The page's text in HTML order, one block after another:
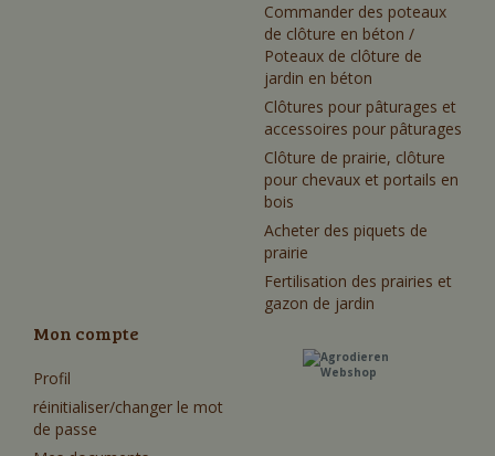
Commander des poteaux
de clôture en béton /
Poteaux de clôture de
jardin en béton
Clôtures pour pâturages et
accessoires pour pâturages
Clôture de prairie, clôture
pour chevaux et portails en
bois
Acheter des piquets de
prairie
Fertilisation des prairies et
gazon de jardin
Mon compte
Profil
réinitialiser/changer le mot
de passe